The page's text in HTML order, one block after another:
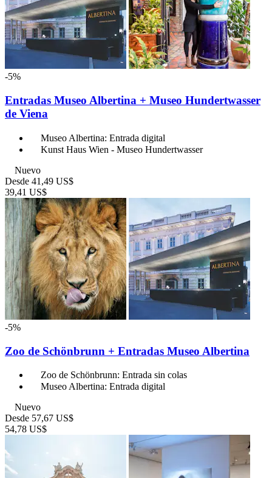
-5%
Entradas Museo Albertina + Museo Hundertwasser
de Viena
Museo Albertina: Entrada digital
Kunst Haus Wien - Museo Hundertwasser
Nuevo
Desde 41,49 US$
39,41 US$
-5%
Zoo de Schönbrunn + Entradas Museo Albertina
Zoo de Schönbrunn: Entrada sin colas
Museo Albertina: Entrada digital
Nuevo
Desde 57,67 US$
54,78 US$